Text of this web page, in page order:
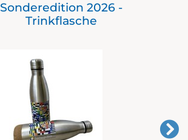
Sonderedition 2026 -
Trinkflasche